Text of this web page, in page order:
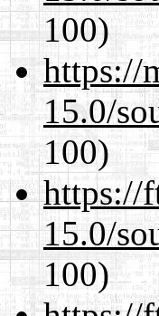
100)
https://
15.0/
100)
https://
15.0/
100)